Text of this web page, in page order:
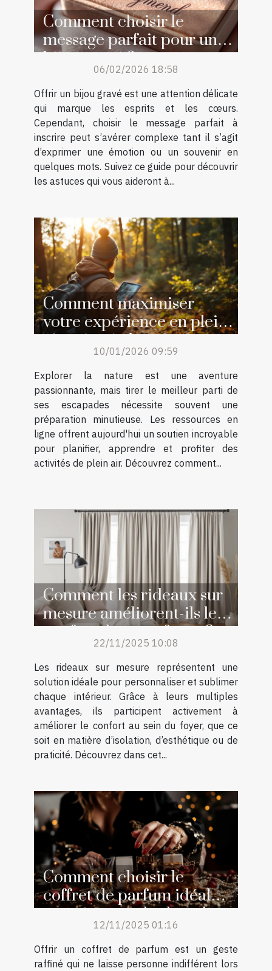
Comment choisir le
message parfait pour un
bijou gravé ?
06/02/2026 18:58
Offrir un bijou gravé est une attention délicate
qui marque les esprits et les cœurs.
Cependant, choisir le message parfait à
inscrire peut s’avérer complexe tant il s’agit
d’exprimer une émotion ou un souvenir en
quelques mots. Suivez ce guide pour découvrir
les astuces qui vous aideront à...
Comment maximiser
votre expérience en plein
air grâce à des ressources
en ligne ?10/01/2026 09:59
Explorer la nature est une aventure
passionnante, mais tirer le meilleur parti de
ses escapades nécessite souvent une
préparation minutieuse. Les ressources en
ligne offrent aujourd'hui un soutien incroyable
pour planifier, apprendre et profiter des
activités de plein air. Découvrez comment...
Comment les rideaux sur
mesure améliorent-ils le
confort de votre foyer ?
22/11/2025 10:08
Les rideaux sur mesure représentent une
solution idéale pour personnaliser et sublimer
chaque intérieur. Grâce à leurs multiples
avantages, ils participent activement à
améliorer le confort au sein du foyer, que ce
soit en matière d’isolation, d’esthétique ou de
praticité. Découvrez dans cet...
Comment choisir le
coffret de parfum idéal
pour surprendre lors des
occasions spéciales ?
12/11/2025 01:16
Offrir un coffret de parfum est un geste
raffiné qui ne laisse personne indifférent lors